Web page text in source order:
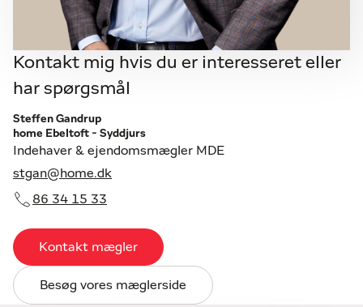
Kontakt mig hvis du er interesseret eller
har spørgsmål
Steffen Gandrup
home Ebeltoft - Syddjurs
Indehaver & ejendomsmægler MDE
stgan@home.dk
86 34 15 33
Kontakt mægler
Besøg vores mæglerside